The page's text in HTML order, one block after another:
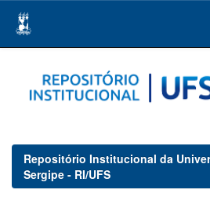
navigation
Repositório Institucional da
Sergipe - RI/UFS